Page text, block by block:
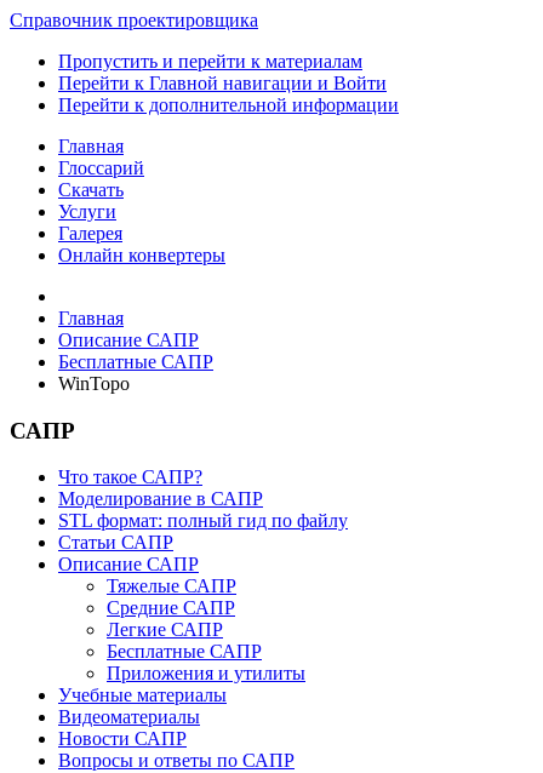
Справочник проектировщика
Пропустить и перейти к материалам
Перейти к Главной навигации и Войти
Перейти к дополнительной информации
Главная
Глоссарий
Скачать
Услуги
Галерея
Онлайн конвертеры
Главная
Описание САПР
Бесплатные САПР
WinTopo
САПР
Что такое САПР?
Моделирование в САПР
STL формат: полный гид по файлу
Статьи САПР
Описание САПР
Тяжелые САПР
Средние САПР
Легкие САПР
Бесплатные САПР
Приложения и утилиты
Учебные материалы
Видеоматериалы
Новости САПР
Вопросы и ответы по САПР